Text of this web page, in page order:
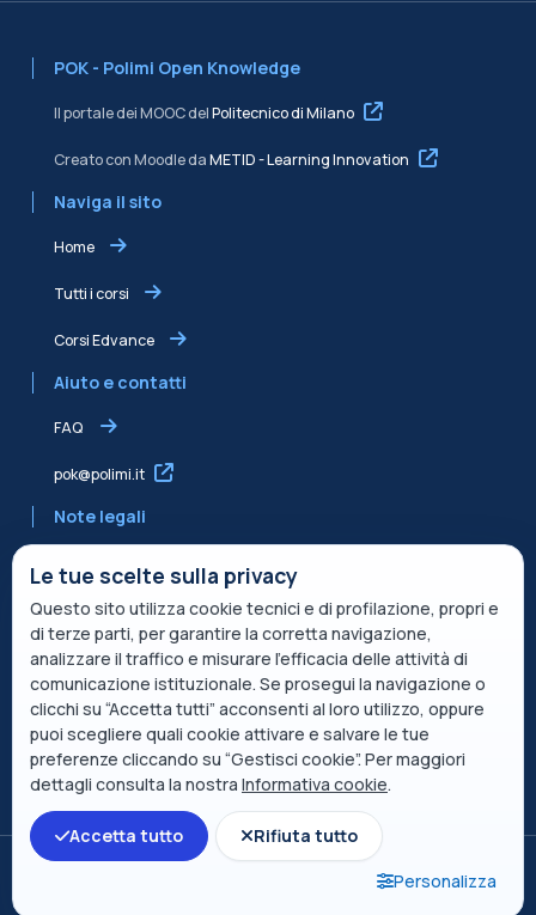
Apri indice del corso
POK - Polimi Open Knowledge
Il portale dei MOOC delPolitecnico di Milano
Creato con Moodle daMETID - Learning Innovation
Naviga il sito
Home
Tutti i corsi
Corsi Edvance
Aiuto e contatti
FAQ
pok@polimi.it
Note legali
Informativa condivisa Edvance per il trattamento dei dati
Termini di servizio
Politica sui cookie
Descrizione del servizio
Le tue scelte sulla privacy
Questo sito utilizza cookie tecnici e di profilazione, propri e
di terze parti, per garantire la corretta navigazione,
analizzare il traffico e misurare l’efficacia delle attività di
comunicazione istituzionale. Se prosegui la navigazione o
clicchi su “Accetta tutti” acconsenti al loro utilizzo, oppure
puoi scegliere quali cookie attivare e salvare le tue
preferenze cliccando su “Gestisci cookie”. Per maggiori
dettagli consulta la nostra Informativa cookie.
Accetta tutto
Rifiuta tutto
Personalizza